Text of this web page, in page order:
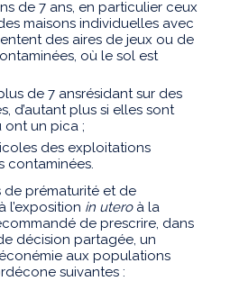
de 7 ans, en particulier ceux
maisons individuelles avec
des aires de jeux ou de
où le sol est
de 7 ansrésidant sur des
d’autant plus si elles sont
un pica ;
des exploitations
contaminées.
de prématurité et de
l’exposition in uteroà la
de prescrire, dans
décision partagée, un
aux populations
suivantes :